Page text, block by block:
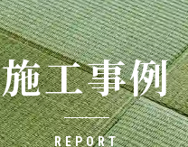
施工事例
REPORT